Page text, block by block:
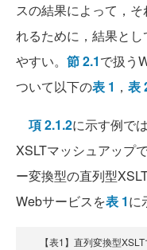
スの結果によって，
れるために，結果と
やすい。 節 2.1で扱う
ついて以下の表 1 ， 表
項 2.1.2に示す例で
XSLTマッシュアップ
ー変換型の直列型
Webサービスを表 1に
【表1】直列変換型